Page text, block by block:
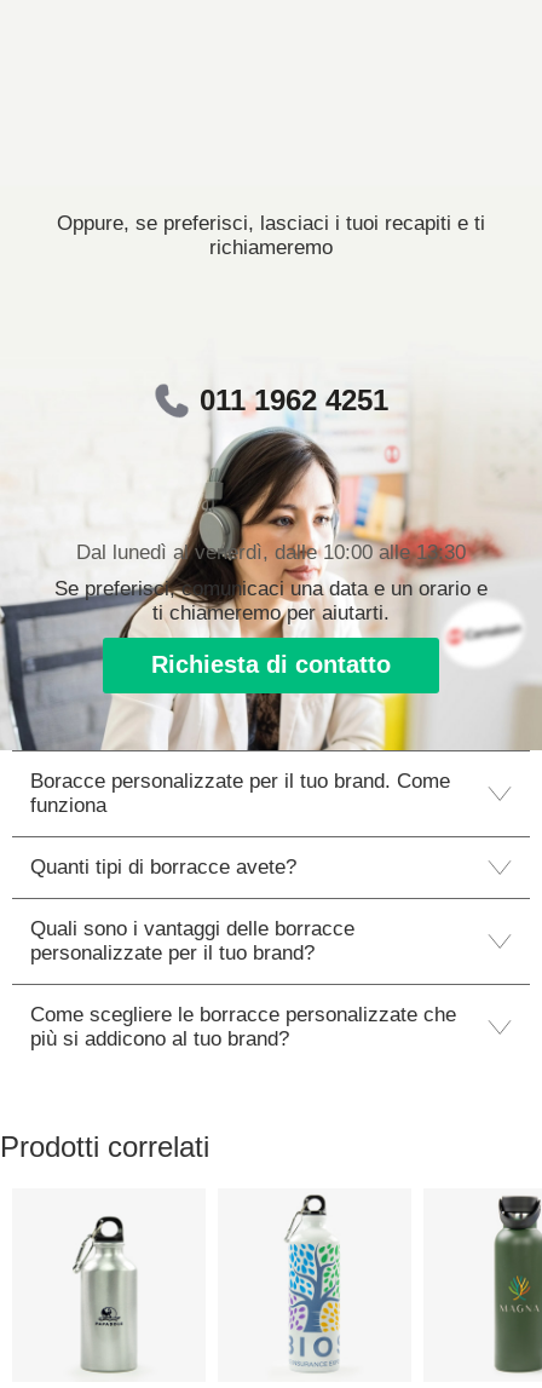
Oppure, se preferisci, lasciaci i tuoi recapiti e ti
richiameremo
011 1962 4251
Dal lunedì al venerdì, dalle 10:00 alle 13:30
Se preferisci, comunicaci una data e un orario e
ti chiameremo per aiutarti.
Richiesta di contatto
Boracce personalizzate per il tuo brand. Come
funziona
Quanti tipi di borracce avete?
Quali sono i vantaggi delle borracce
personalizzate per il tuo brand?
Come scegliere le borracce personalizzate che
più si addicono al tuo brand?
Prodotti correlati